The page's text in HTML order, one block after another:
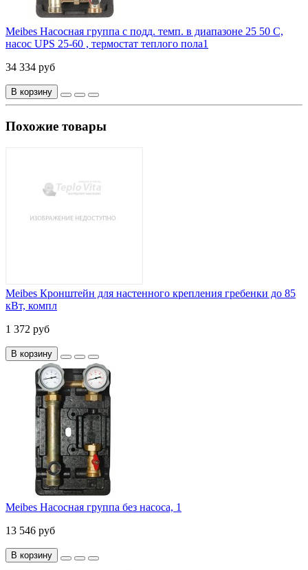
Meibes Насосная группа с подд. темп. в диапазоне 25 50 С,
насос UPS 25-60 , термостат теплого пола1
34 334 руб
В корзину
Похожие товары
Meibes Кронштейн для настенного крепления гребенки до 85
кВт, компл
1 372 руб
В корзину
Meibes Насосная группа без насоса, 1
13 546 руб
В корзину